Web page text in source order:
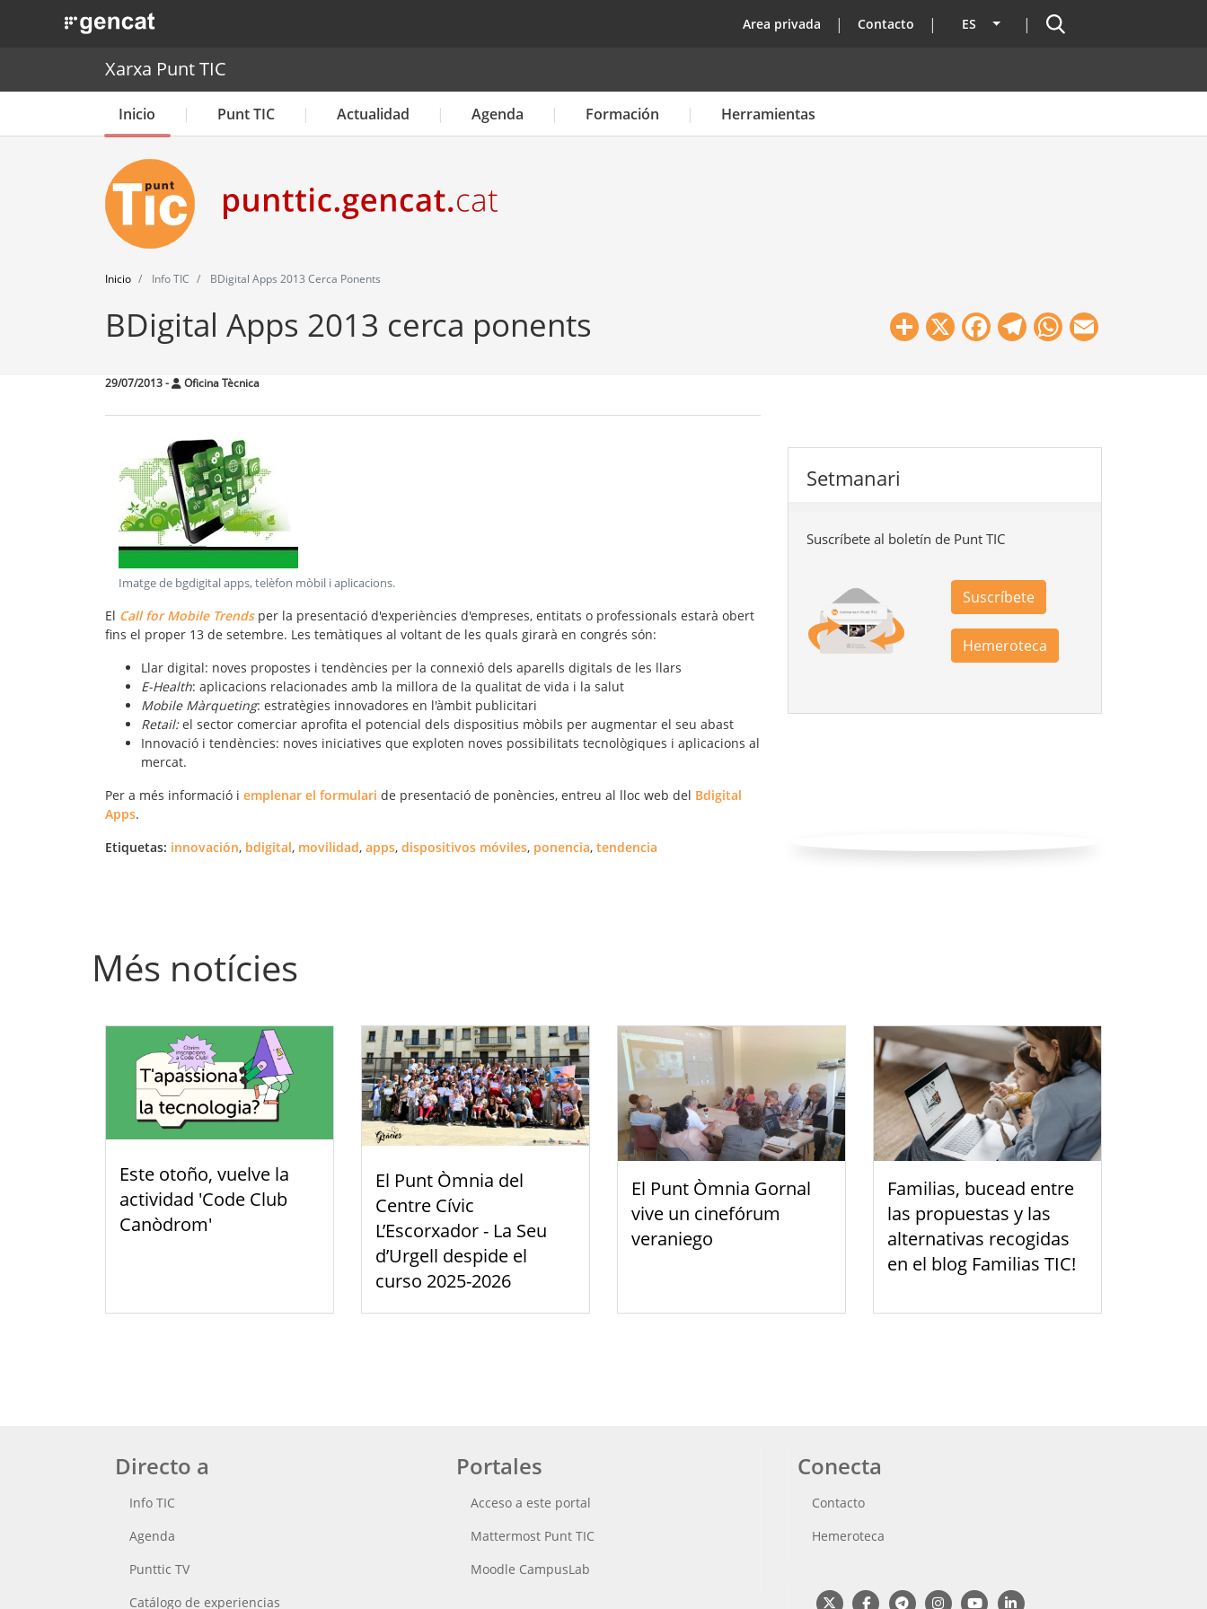
. Obre en una nova finestra. top
Area privada Contacto ES Lista adicional de acciones
Buscador
Xarxa Punt TIC
Inicio Punt TIC Actualidad Agenda Formación Herramientas
Inicio Info TIC BDigital Apps 2013 Cerca Ponents
BDigital Apps 2013 cerca ponents Share
X Facebook
Telegram
WhatsApp
29/07/2013- Oficina Tècnica
Imatge de bgdigital apps, telèfon mòbil i aplicacions.
El Call for Mobile Trendsper la presentació d'experiències d'empreses, entitats o professionals estarà obert
fins el proper 13 de setembre. Les temàtiques al voltant de les quals girarà en congrés són:
Llar digital: noves propostes i tendències per la connexió dels aparells digitals de les llars
E-Health: aplicacions relacionades amb la millora de la qualitat de vida i la salut
Mobile Màrqueting: estratègies innovadores en l'àmbit publicitari
Retail:el sector comerciar aprofita el potencial dels dispositius mòbils per augmentar el seu abast
Innovació i tendències: noves iniciatives que exploten noves possibilitats tecnològiques i aplicacions al
mercat.
Per a més informació i emplenar el formulari de presentació de ponències, entreu al lloc web del Bdigital
Apps.
Etiquetas: innovación, bdigital, movilidad, apps, dispositivos móviles, ponencia, tendencia
Setmanari
Suscríbete al boletín de Punt TIC
Suscríbete
Hemeroteca
Més notícies
Este otoño, vuelve la
actividad 'Code Club
Canòdrom'
El Punt Òmnia del
Centre Cívic
L’Escorxador - La Seu
d’Urgell despide el
curso 2025-2026
El Punt Òmnia Gornal
vive un cinefórum
veraniego
Familias, bucead entre
las propuestas y las
alternativas recogidas
en el blog Familias TIC!
Directo a
Info TIC
Agenda
Punttic TV
Catálogo de experiencias
Portales
Acceso a este portal
Mattermost Punt TIC
Moodle CampusLab
Conecta
Contacto
Hemeroteca